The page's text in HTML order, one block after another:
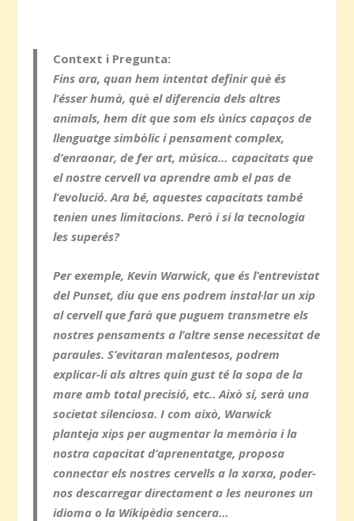
Context i Pregunta:
Fins ara, quan hem intentat definir què és
l’ésser humà, què el diferencia dels altres
animals, hem dit que som els únics capaços de
llenguatge simbòlic i pensament complex,
d’enraonar, de fer art, música… capacitats que
el nostre cervell va aprendre amb el pas de
l’evolució. Ara bé, aquestes capacitats també
tenien unes limitacions. Però i si la tecnologia
les superés?
Per exemple, Kevin Warwick, que és l’entrevistat
del Punset, diu que ens podrem instal·lar un xip
al cervell que farà que puguem transmetre els
nostres pensaments a l’altre sense necessitat de
paraules. S’evitaran malentesos, podrem
explicar-li als altres quin gust té la sopa de la
mare amb total precisió, etc.. Això sí, serà una
societat silenciosa. I com això, Warwick
planteja xips per augmentar la memòria i la
nostra capacitat d’aprenentatge, proposa
connectar els nostres cervells a la xarxa, poder-
nos descarregar directament a les neurones un
idioma o la Wikipèdia sencera…